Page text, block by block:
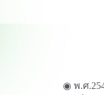
◉ พ.ศ